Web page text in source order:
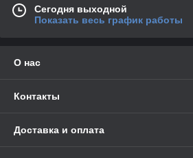
Сегодня выходной
Показать весь график работы
О нас
Контакты
Доставка и оплата